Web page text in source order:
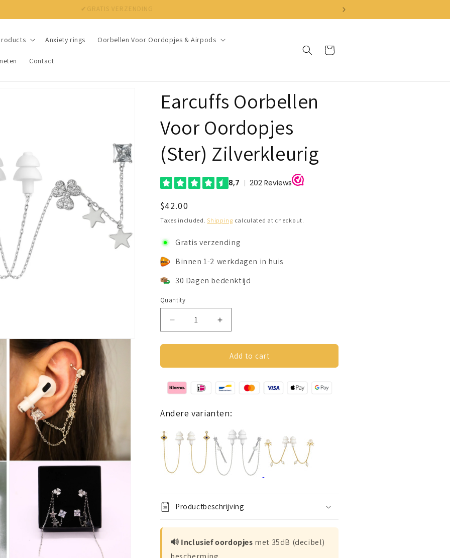
✔ NIET TEVREDEN? BINNEN 30 DAGEN JE GELD TERUG
Anxiety rings Oorbellen Voor Oordopjes & Airpods
Contact
Cart
Earcuffs Oorbellen
Voor Oordopjes
(Ster) Zilverkleurig
Regular
price
$42.00
Taxes included. Shipping calculated at checkout.
Gratis verzending
Binnen 1-2 werkdagen in huis
30 Dagen bedenktijd
Quantity
Decrease
quantity
for
Oorbellen
Oordopjes
Zilverkleurig
Increase
quantity
for
Earcuffs
Oorbellen
Oordopjes
Add to cart
Andere varianten:
Productbeschrijving
🔊 Inclusief oordopjes met 35dB (decibel)